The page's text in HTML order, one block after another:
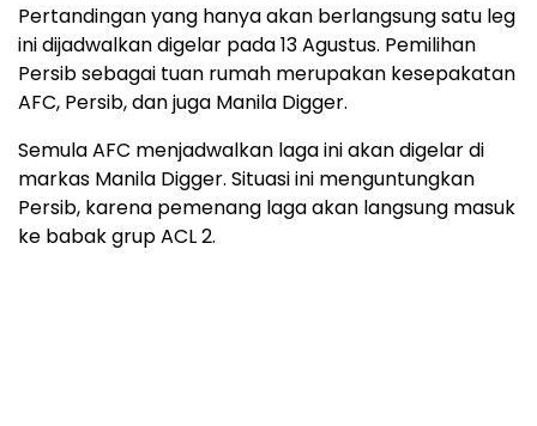
Pertandingan yang hanya akan berlangsung satu leg
ini dijadwalkan digelar pada 13 Agustus. Pemilihan
Persib sebagai tuan rumah merupakan kesepakatan
AFC, Persib, dan juga Manila Digger.
Semula AFC menjadwalkan laga ini akan digelar di
markas Manila Digger. Situasi ini menguntungkan
Persib, karena pemenang laga akan langsung masuk
ke babak grup ACL 2.